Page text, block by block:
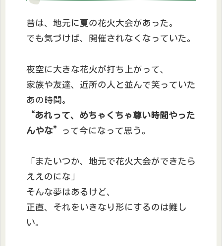
昔は、地元に夏の花火大会があった。
でも気づけば、開催されなくなっていた。
夜空に大きな花火が打ち上がって、
家族や友達、近所の人と並んで笑っていた
あの時間。
“あれって、めちゃくちゃ尊い時間やった
んやな”
って今になって思う。
「またいつか、地元で花火大会ができたら
ええのにな」
そんな夢はあるけど、
正直、それをいきなり形にするのは難し
い。